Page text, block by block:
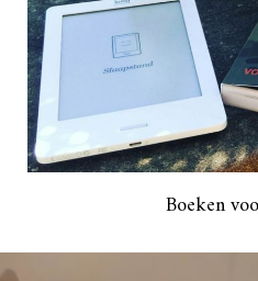
Boeken